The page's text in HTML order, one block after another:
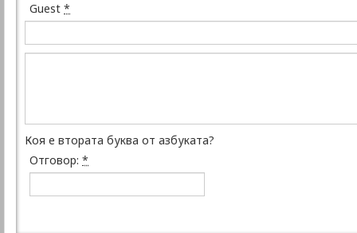
Guest *
Коя е втората буква от азбуката?
Отговор: *